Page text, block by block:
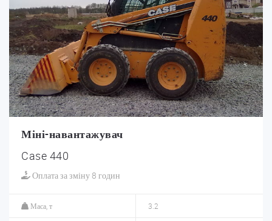
Міні-навантажувач
Case 440
Оплата за зміну 8 годин
Маса, т 3.2